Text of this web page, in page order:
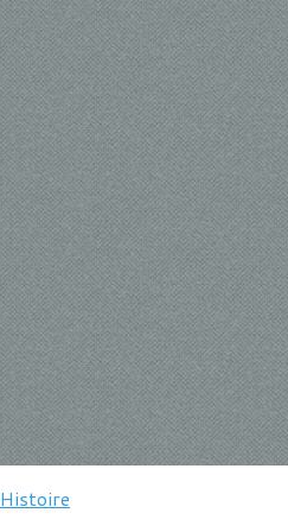
Histoire